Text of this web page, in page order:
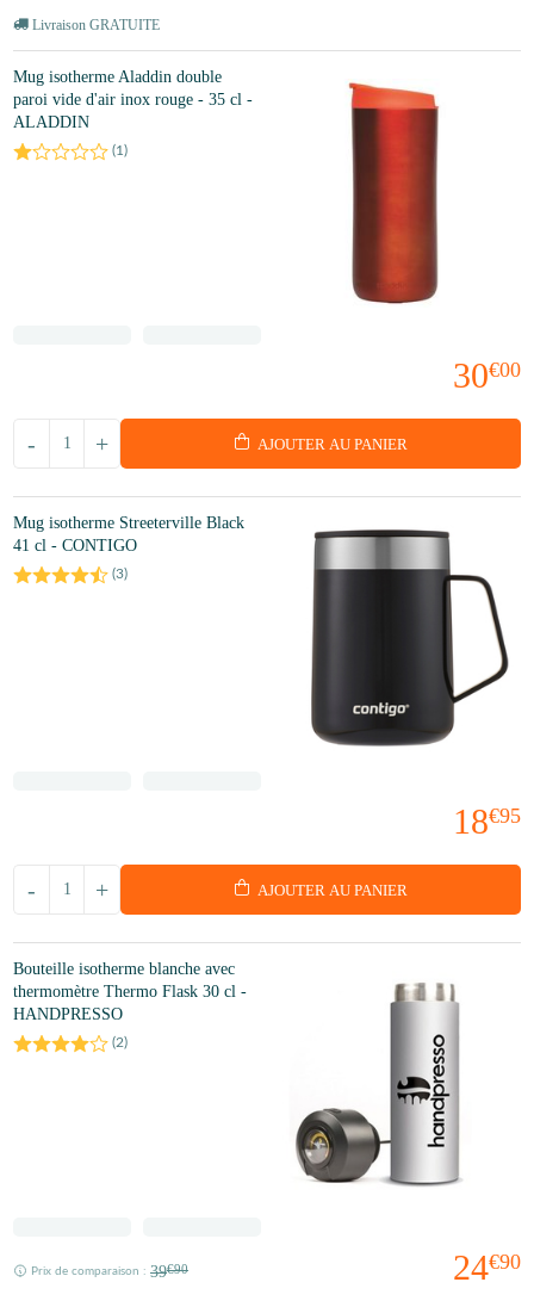
Livraison GRATUITE
Mug isotherme Aladdin double
paroi vide d'air inox rouge - 35 cl -
ALADDIN
(1)
30€00
+
- AJOUTER AU PANIER
Mug isotherme Streeterville Black
41 cl - CONTIGO
(3)
18€95
+
- AJOUTER AU PANIER
Bouteille isotherme blanche avec
thermomètre Thermo Flask 30 cl -
HANDPRESSO
(2)
24€90
Prix de comparaison : 39€90